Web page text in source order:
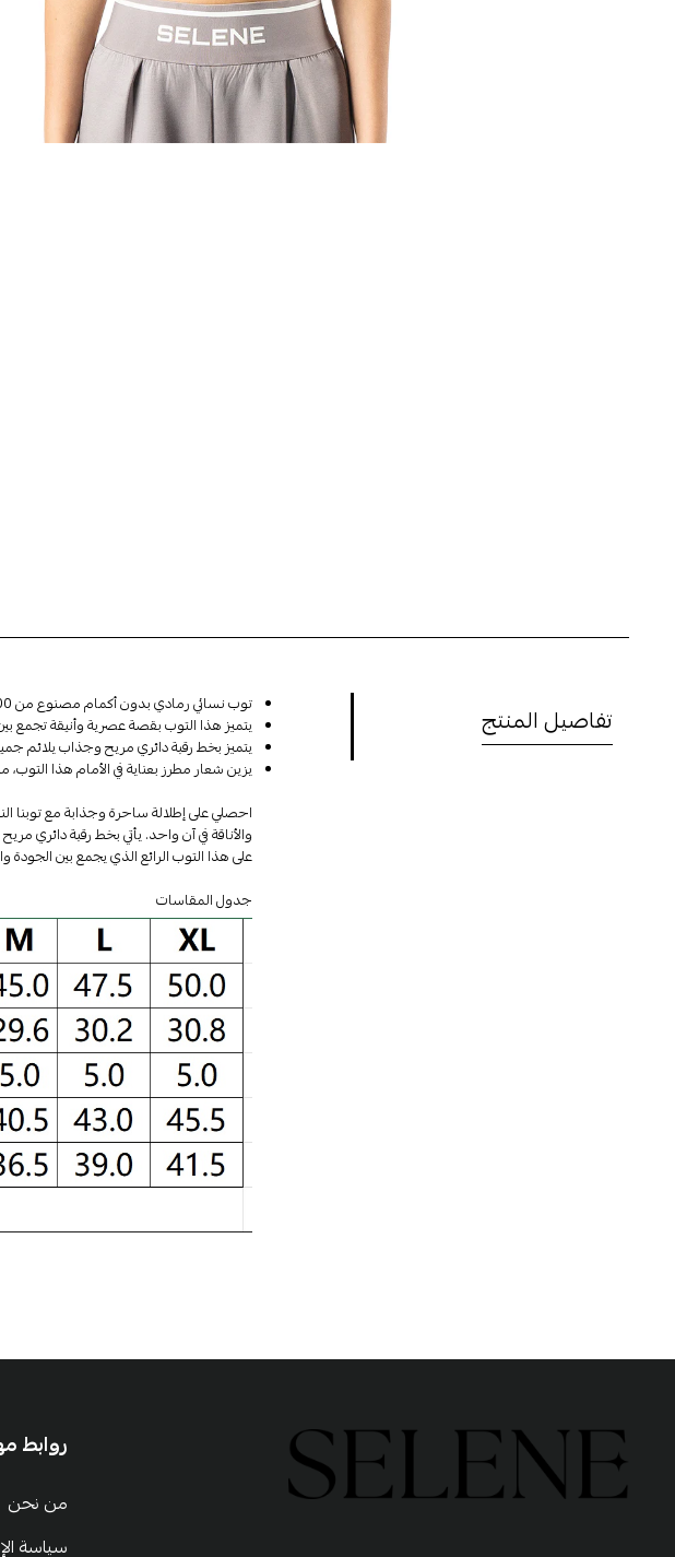
تفاصيل المنتج
توب نسائي رمادي بدون أكمام مصنوع من 100% قطن عالي الجودة.
يتميز هذا التوب بقصة عصرية وأنيقة تجمع بين
يتميز بخط رقبة دائري مريح وجذاب يلائم
يزين شعار مطرز بعناية في الأمام هذا
احصلي على إطلالة ساحرة وجذابة مع توبنا
والأناقة في آن واحد. يأتي بخط رقبة دائري
على هذا التوب الرائع الذي يجمع بين الجودة
جدول المقاسات
روابط
من نحن
سياسة